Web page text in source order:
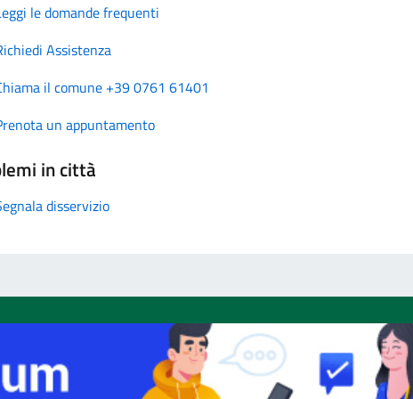
le domande frequenti
Assistenza
il comune +39 0761 61401
un appuntamento
in città
disservizio